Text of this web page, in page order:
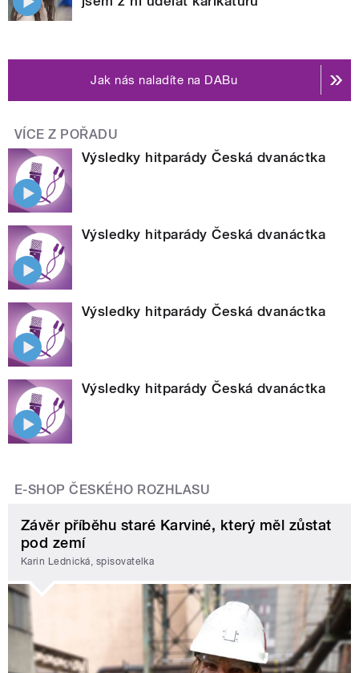
Jak nás naladíte na DABu
VÍCE Z POŘADU
Výsledky hitparády Česká dvanáctka
Výsledky hitparády Česká dvanáctka
Výsledky hitparády Česká dvanáctka
Výsledky hitparády Česká dvanáctka
E-SHOP ČESKÉHO ROZHLASU
Závěr příběhu staré Karviné, který měl zůstat
pod zemí
Karin Lednická, spisovatelka